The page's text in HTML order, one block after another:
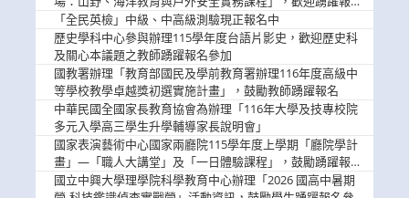
參加
「全民英檢」中級、中高級測驗現正報名中
歷史學科中心參與辦理115學年度台語片影史，歡迎歷史科
及關心本議題之教師踴躍報名參加
國教署辦理「教育部國民及學前教育署辦理116年度高級中
等學校教學卓越獎初選實施計畫」，鼓勵教師踴躍報名
中華民國全國家長教育協會為辦理「116年大學及技專校院
多元入學高三學生升學輔導家長說明會」
國家表演藝術中心國家兩廳院115學年度上學期「廳院學計
畫」—「職人大講堂」及「一日體驗課程」，鼓勵踴躍報名
參與。
國立中興大學理學院科學教育中心辦理「2026 國高中暑期